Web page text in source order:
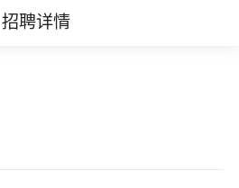
招聘详情